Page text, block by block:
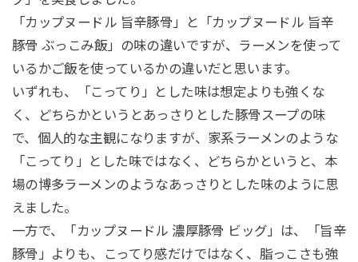
「カップヌードル 旨辛豚骨」と「カップヌードル 旨辛
豚骨 ぶっこみ飯」の味の違いですが、ラーメンを使って
いるかご飯を使っているかの違いだと思います。
いずれも、「こってり」とした味は想定よりも強くな
く、どちらかというとあっさりとした豚骨スープの味
で、個人的な主観になりますが、家系ラーメンのような
「こってり」とした味ではなく、どちらかというと、本
場の博多ラーメンのようなあっさりとした味のように思
えました。
一方で、「カップヌードル 濃厚豚骨 ビッグ」は、「旨辛
豚骨」よりも、こってり感だけではなく、脂っこさも強